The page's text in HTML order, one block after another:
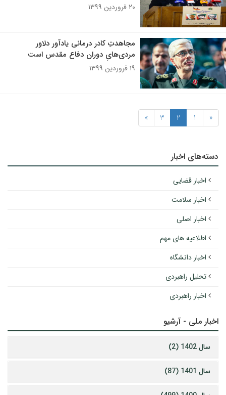
۲۰ فروردین ۱۳۹۹
مجاهدتِ کادر درمانی یادآور دلاور
مردی‌هایِ دوران دفاع مقدس است
۱۹ فروردین ۱۳۹۹
«
1
2
3
»
دسته‌های اخبار
اخبار قضایی
اخبار سلامت
اخبار اصلی
اطلاعیه های مهم
اخبار دانشگاه
تحلیل راهبردی
اخبار راهبردی
اخبار ملی - آرشیو
سال 1402 (2)
سال 1401 (87)